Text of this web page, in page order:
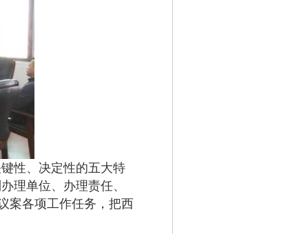
性、决定性的五大特
理单位、办理责任、
案各项工作任务，把西